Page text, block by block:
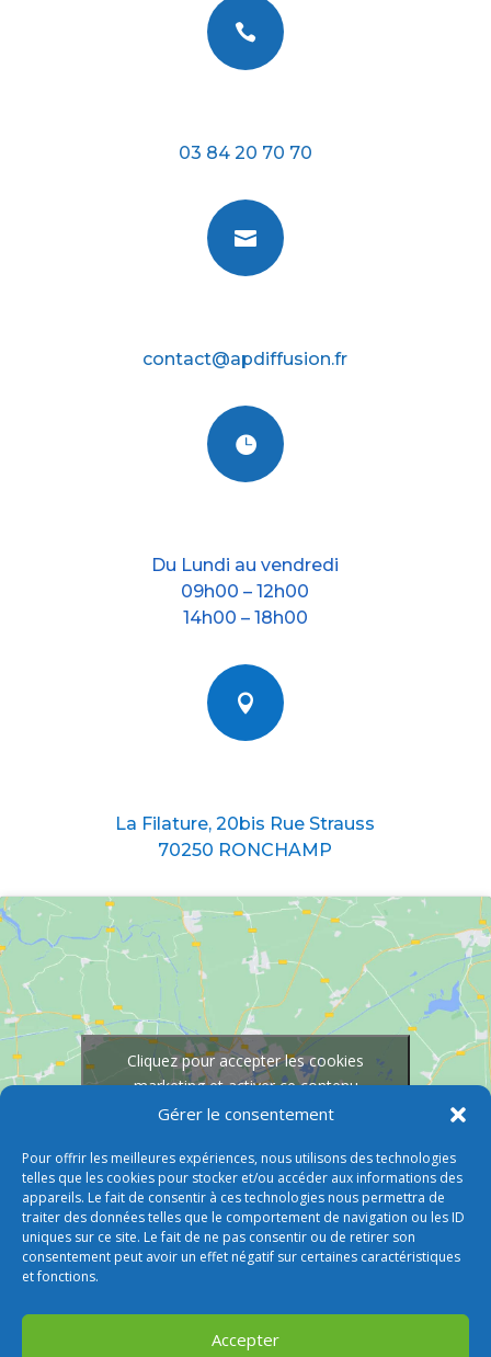
Gérer le consentement
Pour offrir les meilleures expériences, nous utilisons des technologies
telles que les cookies pour stocker et/ou accéder aux informations des
appareils. Le fait de consentir à ces technologies nous permettra de
traiter des données telles que le comportement de navigation ou les ID
uniques sur ce site. Le fait de ne pas consentir ou de retirer son
consentement peut avoir un effet négatif sur certaines caractéristiques
et fonctions.
Accepter

03 84 20 70 70

contact@apdiffusion.fr

Du Lundi au vendredi
09h00 – 12h00
14h00 – 18h00

La Filature, 20bis Rue Strauss
70250 RONCHAMP
Cliquez pour accepter les cookies
marketing et activer ce contenu